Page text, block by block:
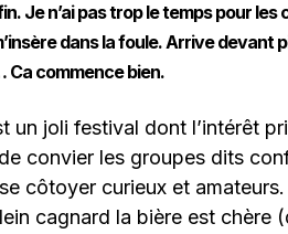
Je n’ai pas trop le temps pour les
dans la foule. Arrive devant
Ca commence bien.
un joli festival dont l’intérêt
convier les groupes dits
côtoyer curieux et
cagnard la bière est chère